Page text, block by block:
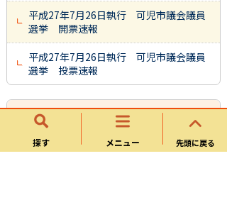
探す メニュー 先頭に戻る
平成27年7月26日執行 可児市議会議員
選挙 開票速報
平成27年7月26日執行 可児市議会議員
選挙 投票速報
執行選挙